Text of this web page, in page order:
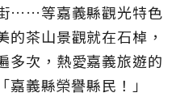
……等嘉義縣觀光特色
茶山景觀就在石棹，
多次，熱愛嘉義旅遊的
義縣榮譽縣民！」